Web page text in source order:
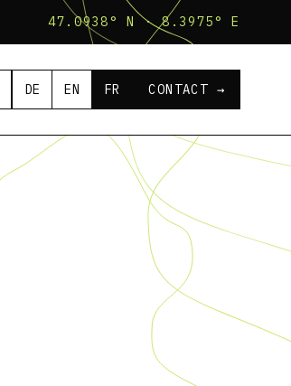
47.0938° N · 8.3975° E
DE EN FR CONTACT →